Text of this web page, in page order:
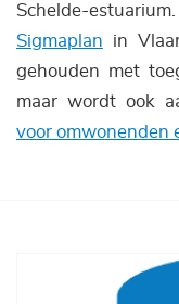
Schelde-
Sigmaplan in
gehouden met
maar wordt ook
voor omwonenden